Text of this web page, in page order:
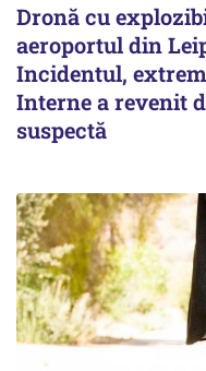
Dronă cu
aeroportul din
Incidentul,
Interne a revenit
suspectă